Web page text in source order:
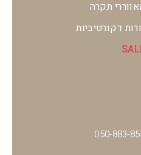
תקרה
דקורטיביות